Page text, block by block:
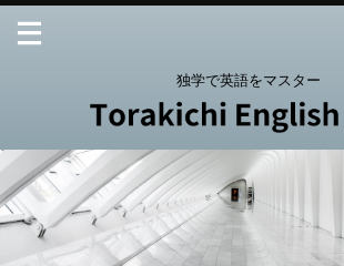
独学で英語をマスター